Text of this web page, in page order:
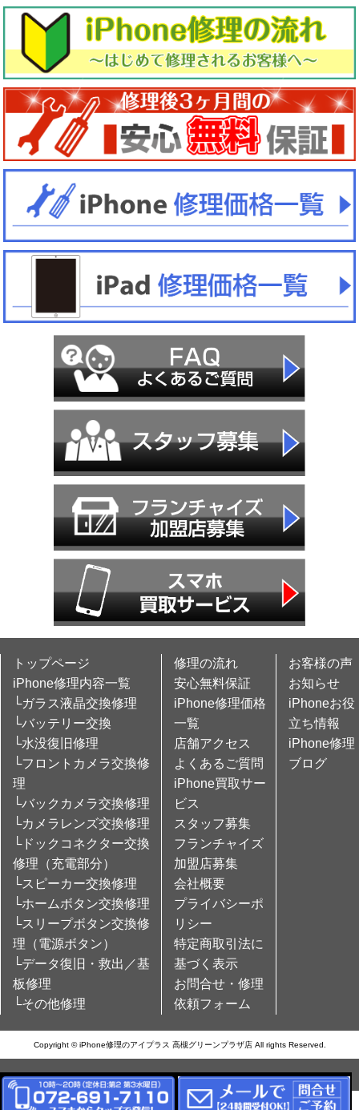
トップページ
iPhone修理内容一覧
└ガラス液晶交換修理
└バッテリー交換
└水没復旧修理
└フロントカメラ交換修
理
└バックカメラ交換修理
└カメラレンズ交換修理
└ドックコネクター交換
修理（充電部分）
└スピーカー交換修理
└ホームボタン交換修理
└スリープボタン交換修
理（電源ボタン）
└データ復旧・救出／基
板修理
└その他修理
修理の流れ
安心無料保証
iPhone修理価格
一覧
店舗アクセス
よくあるご質問
iPhone買取サー
ビス
スタッフ募集
フランチャイズ
加盟店募集
会社概要
プライバシーポ
リシー
特定商取引法に
基づく表示
お問合せ・修理
依頼フォーム
お客様の声
お知らせ
iPhoneお役
立ち情報
iPhone修理
ブログ
Copyright © iPhone修理のアイプラス 高槻グリーンプラザ店 All rights Reserved.